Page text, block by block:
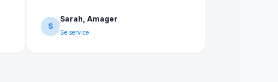
S
Sarah, Amager
Se service